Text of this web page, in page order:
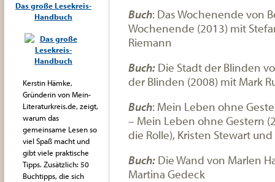
Buch: Das Wochenende von
Wochenende (2013) mit
Riemann
Buch: Die Stadt der Blinden
der Blinden (2008) mit Mark
Buch: Mein Leben ohne
– Mein Leben ohne Gestern
die Rolle), Kristen Stewart
Buch: Die Wand von Marlen
Martina Gedeck
Das große Lesekreis-
Handbuch
Kerstin Hämke,
Gründerin von Mein-
Literaturkreis.de, zeigt,
warum das
gemeinsame Lesen so
viel Spaß macht und
gibt viele praktische
Tipps. Zusätzlich: 50
Buchtipps, die sich